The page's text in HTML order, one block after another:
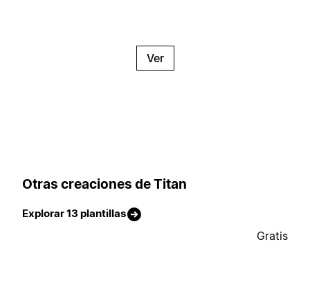
Ver
Otras creaciones de Titan
Explorar 13 plantillas
Gratis